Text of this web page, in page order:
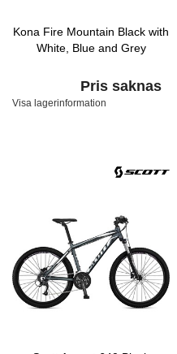
Kona Fire Mountain Black with
White, Blue and Grey
Pris saknas
Visa lagerinformation